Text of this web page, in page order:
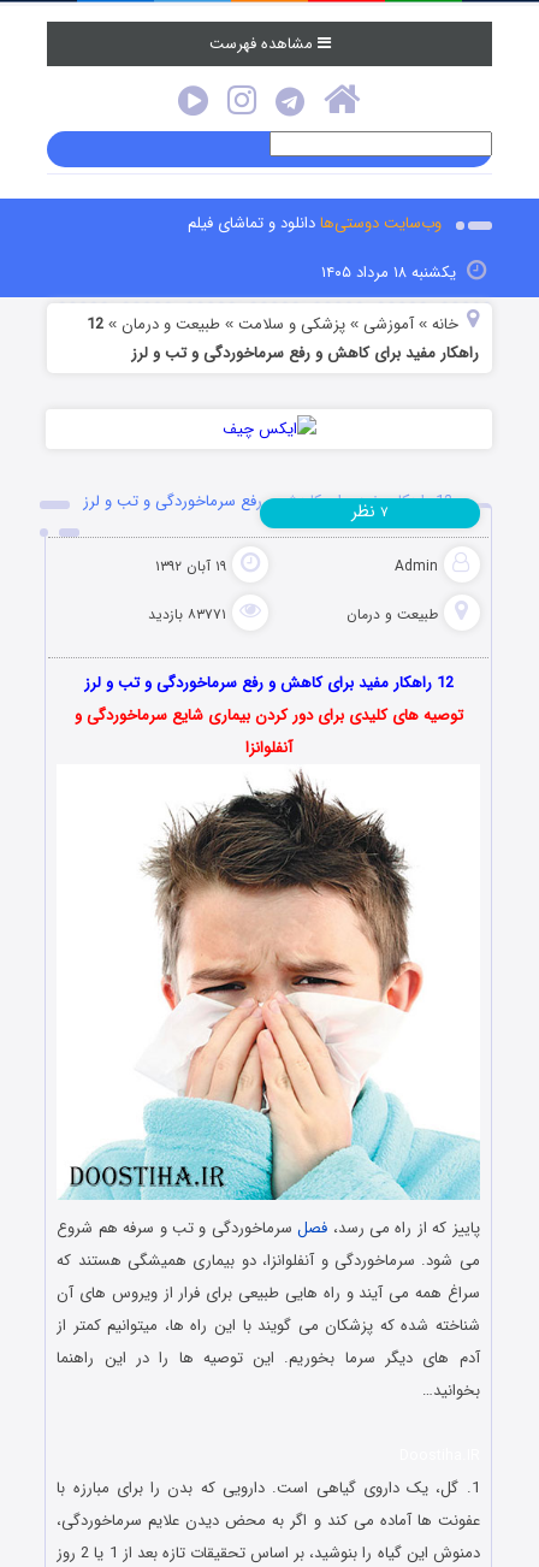
مشاهده فهرست
وب‌سایت دوستی‌هادانلود و تماشای فیلم
یکشنبه ۱۸ مرداد ۱۴۰۵
خانه »آموزشی »پزشکی و سلامت »طبیعت و درمان »
12
راهکار مفید برای کاهش و رفع سرماخوردگی و تب و لرز
12 راهکار مفید برای کاهش و رفع سرماخوردگی و تب و لرز
Admin ۱۹ آبان ۱۳۹۲
طبیعت و درمان ۸۳۷۷۱ بازدید
۷ نظر
12 راهکار مفید برای کاهش و رفع سرماخوردگی و تب و لرز
توصیه های کلیدی برای دور کردن بیماری شایع سرماخوردگی و
آنفلوانزا
پاییز که از راه می رسد، فصلسرماخوردگی و تب و سرفه هم شروع
می شود. سرماخوردگی و آنفلوانزا، دو بیماری همیشگی هستند که
سراغ همه می آیند و راه هایی طبیعی برای فرار از ویروس های آن
شناخته شده که پزشکان می گویند با این راه ها، میتوانیم کمتر از
آدم های دیگر سرما بخوریم. این توصیه ها را در این راهنما
بخوانید…
1. گل، یک داروی گیاهی است. دارویی که بدن را برای مبارزه با
عفونت ها آماده می کند و اگر به محض دیدن علایم سرماخوردگی،
دمنوش این گیاه را بنوشید، بر اساس تحقیقات تازه بعد از 1 یا 2 روز